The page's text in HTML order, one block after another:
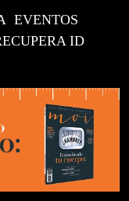
EVENTOS
ID